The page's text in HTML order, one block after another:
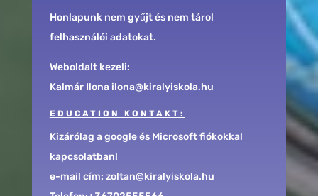
Honlapunk nem gyűjt és nem tárol
felhasználói adatokat.
Weboldalt kezeli:
Kalmár Ilona ilona@kiralyiskola.hu
EDUCATION KONTAKT:
Kizárólag a google és Microsoft fiókokkal
kapcsolatban!
e-mail cím: zoltan@kiralyiskola.hu